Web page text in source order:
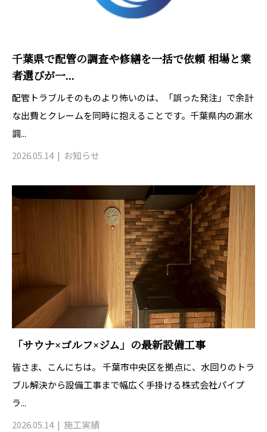
千葉県で配管の調査や修繕を一括で依頼 相場と業
者選びが一...
配管トラブルそのものより怖いのは、「誤った発注」で余計
な出費とクレームを同時に抱えることです。千葉県内の漏水
調...
2026.05.14
お知らせ
「サウナ×ゴルフ×ジム」の最新設備工事
皆さま、こんにちは。 千葉市中央区を拠点に、水回りのトラ
ブル解決から設備工事まで幅広く手掛ける株式会社パイプ
ラ...
2026.05.14
施工実績